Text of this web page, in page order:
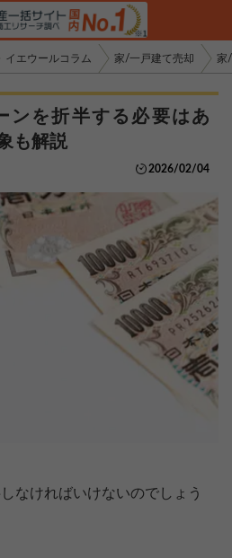
イエウールコラム 家/一戸建て売却 家
ンを折半する必要はあ
も解説
2026/02/04
なければいけないのでしょう